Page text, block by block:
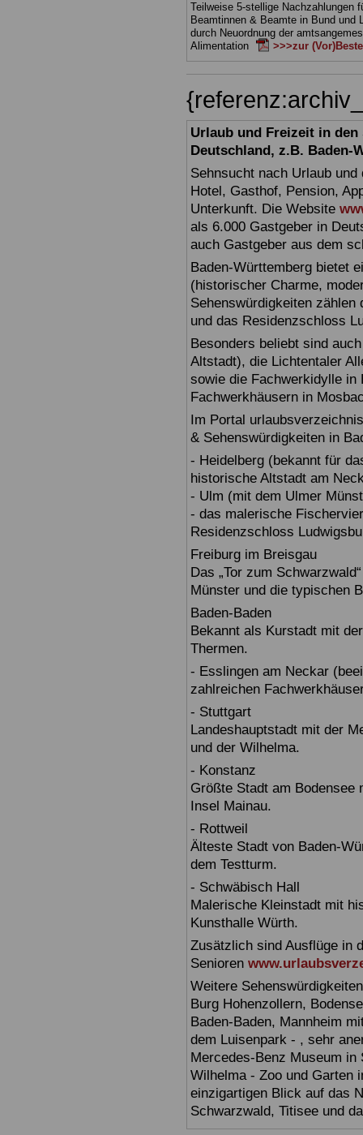
Teilweise 5-stellige Nachzahlungen
Beamtinnen & Beamte in Bund und
durch Neuordnung der
Alimentation
>>>zur
Urlaub und Freizeit in
Deutschland, z.B. Baden-
Sehnsucht nach Urlaub
Hotel, Gasthof, Pension,
Unterkunft. Die Website
als 6.000 Gastgeber in
auch Gastgeber aus dem
Baden-Württemberg bietet
(historischer Charme,
Sehenswürdigkeiten
und das Residenzschloss
Besonders beliebt sind
Altstadt), die Lichtentaler
sowie die Fachwerkidylle in
Fachwerkhäusern in
Im Portal
& Sehenswürdigkeiten in
- Heidelberg (bekannt für
historische Altstadt am
- Ulm (mit dem Ulmer
- das malerische
Residenzschloss
Freiburg im Breisgau
Das „Tor zum
Münster und die typischen
Baden-Baden
Bekannt als Kurstadt mit
Thermen.
- Esslingen am Neckar
zahlreichen
- Stuttgart
Landeshauptstadt mit der
und der Wilhelma.
- Konstanz
Größte Stadt am Bodensee
Insel Mainau.
- Rottweil
Älteste Stadt von Baden-
dem Testturm.
- Schwäbisch Hall
Malerische Kleinstadt mit
Kunsthalle Würth.
Zusätzlich sind Ausflüge in
Senioren
Weitere
Burg Hohenzollern,
Baden-Baden, Mannheim
dem Luisenpark - , sehr
Mercedes-Benz Museum
Wilhelma - Zoo und Garten
einzigartigen Blick auf das
Schwarzwald, Titisee und